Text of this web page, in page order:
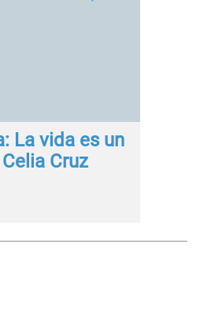
La vida es un
Cruz